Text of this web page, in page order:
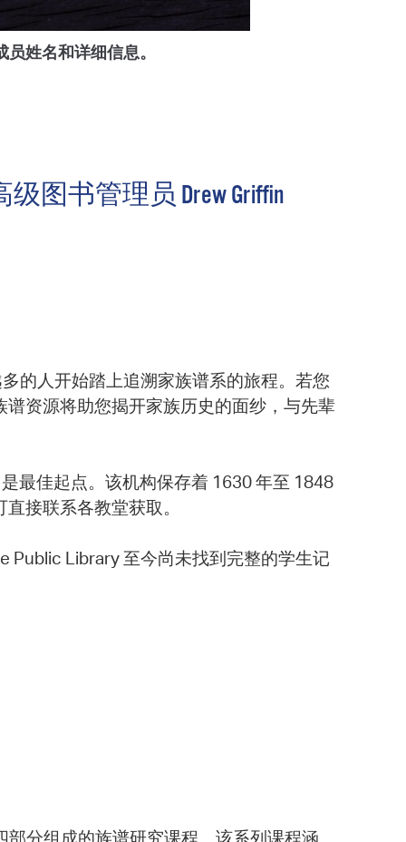
姓名和详细信息。
书管理员 Drew Griffin
的人开始踏上追溯家族谱系的旅程。若您
资源将助您揭开家族历史的面纱，与先辈
最佳起点。该机构保存着 1630 年至 1848
接联系各教堂获取。
Public Library 至今尚未找到完整的学生记
分组成的族谱研究课程。该系列课程涵